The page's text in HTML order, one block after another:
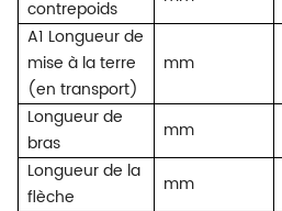
contrepoids
A1 Longueur de
mise à la terre
(en transport)
mm
Longueur de
bras
mm
Longueur de la
flèche
mm